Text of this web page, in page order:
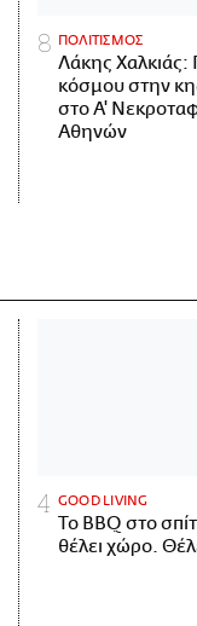
ΠΟΛΙΤΙΣΜΟΣ
Λάκης Χαλκιάς:
κόσμου στην
στο Α'
Αθηνών
GOOD LIVING
Το BBQ στο
θέλει χώρο.